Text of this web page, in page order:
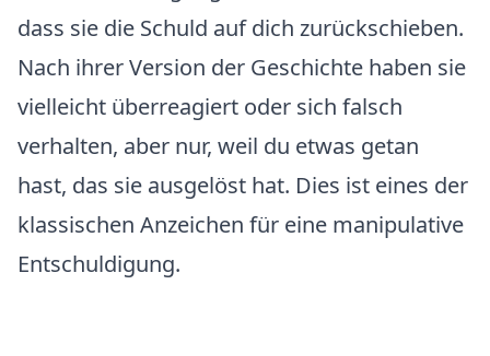
dass sie die Schuld auf dich zurückschieben.
Nach ihrer Version der Geschichte haben sie
vielleicht überreagiert oder sich falsch
verhalten, aber nur, weil du etwas getan
hast, das sie ausgelöst hat. Dies ist eines der
klassischen Anzeichen für eine manipulative
Entschuldigung.